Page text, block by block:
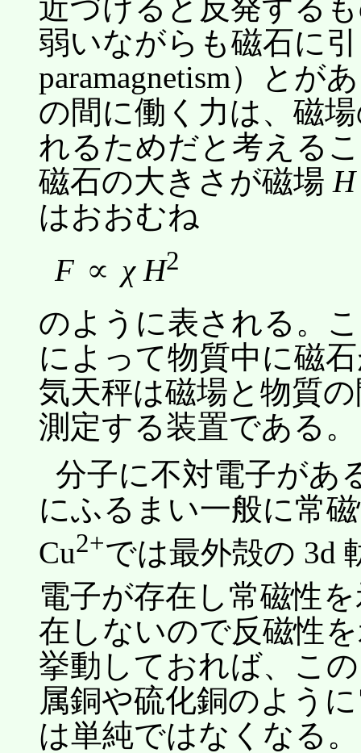
近づけると反発する
弱いながらも磁石に
paramagnetism）とが
の間に働く力は、磁
れるためだと考える
磁石の大きさが磁場 H
はおおむね
F ∝ χ H2
のように表される。
によって物質中に磁
気天秤は磁場と物質
測定する装置である。
分子に不対電子があ
にふるまい一般に常
Cu2+では最外殻の 3d
電子が存在し常磁性
在しないので反磁性
挙動しておれば、こ
属銅や硫化銅のよう
は単純ではなくなる。